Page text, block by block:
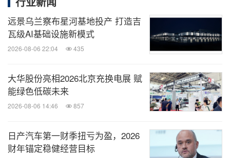
能动
微信公众号“能动”发布全球能源、化工、采
矿、动力、新能源车企业最新的经营动态。
关键词： 替代能源 环保产品与服务 绿色科技
公共设
分享到：
远景乌兰察布星河基地投产 打造吉
瓦级AI基础设施新模式
2026-08-06 22:04 435
大华股份亮相2026北京充换电展 赋
能绿色低碳未来
2026-08-06 14:46 857
日产汽车第一财季扭亏为盈，2026
财年锚定稳健经营目标